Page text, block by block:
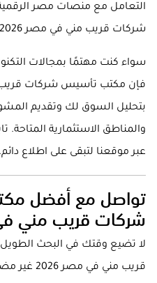
التعامل مع منصات مصر
شركات قريب مني في مصر 2026 الناجح.
سواء كنت مهتمًا بمجالات
بتحليل السوق لك وتقديم
والمناطق الاستثمارية المتاحة.
عبر موقعنا لتبقى على اطلاع دائم.
تواصل مع أفضل
شركات قريب مني في
لا تضيع وقتك في البحث
قريب مني